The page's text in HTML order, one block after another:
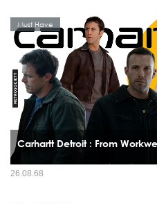
Carhartt Detroit : From
ถ้าจะพูดถึง “แจ็กเก็ตผู้ชาย” ที่ใส่ได้ทั้งบน
Must Have
26.08.68